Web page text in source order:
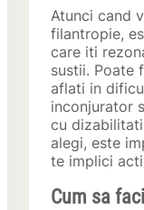
Atunci cand
filantropie,
care iti
sustii. Poate
aflati in
inconjurator
cu
alegi, este
te implici
Cum sa